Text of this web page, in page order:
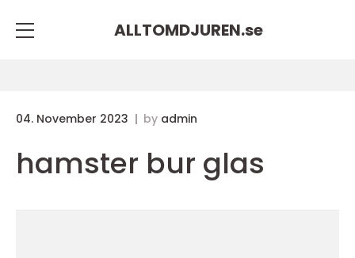
ALLTOMDJUREN.se
04. November 2023 by admin
hamster bur glas